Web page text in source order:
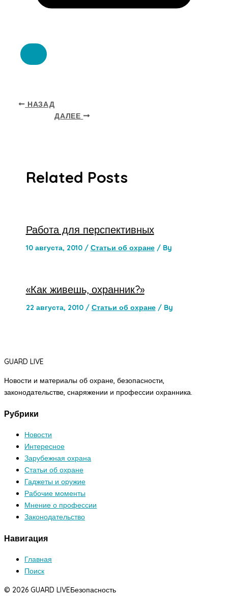
НАЗАД
ДАЛЕЕ
Related Posts
Работа для перспективных
10 августа, 2010 / Статьи об охране/ By
«Как живешь, охранник?»
22 августа, 2010 / Статьи об охране/ By
GUARD LIVE
Новости и материалы об охране, безопасности,
законодательстве, снаряжении и профессии охранника.
Рубрики
Новости
Интересное
Зарубежная охрана
Статьи об охране
Гаджеты и оружие
Рабочие моменты
Мнение о профессии
Законодательство
Навигация
Главная
Поиск
© 2026 GUARD LIVEБезопасность